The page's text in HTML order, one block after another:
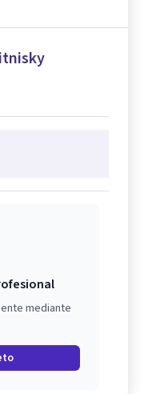
mediante